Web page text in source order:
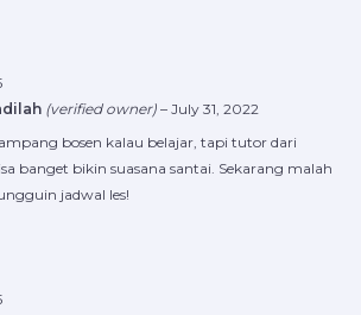
(verified owner) – July 31, 2022
bosen kalau belajar, tapi tutor dari
banget bikin suasana santai. Sekarang malah
jadwal les!